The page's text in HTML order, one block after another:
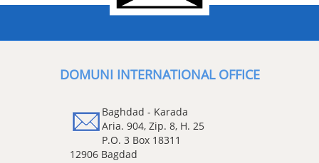
DOMUNI INTERNATIONAL OFFICE
Baghdad - Karada
Aria. 904, Zip. 8, H. 25
P.O. 3 Box 18311
12906 Bagdad